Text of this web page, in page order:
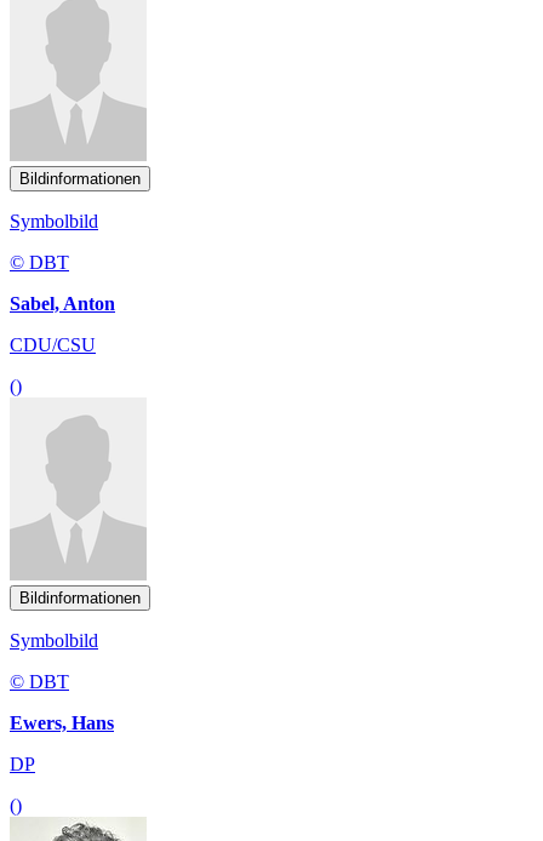
Bildinformationen
Symbolbild
© DBT
Sabel, Anton
CDU/CSU
()
Bildinformationen
Symbolbild
© DBT
Ewers, Hans
DP
()